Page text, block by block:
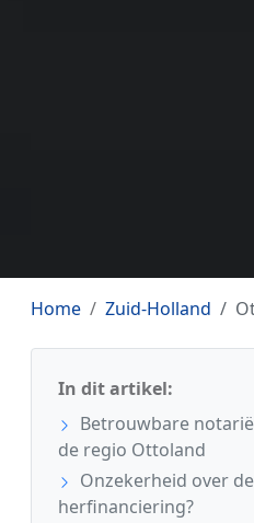
Home Zuid-Holland
In dit artikel:
Betrouwbare
de regio Ottoland
Onzekerheid over
herfinanciering?